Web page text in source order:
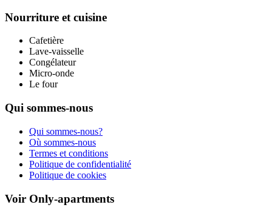
Nourriture et cuisine
Cafetière
Lave-vaisselle
Congélateur
Micro-onde
Le four
Qui sommes-nous
Qui sommes-nous?
Où sommes-nous
Termes et conditions
Politique de confidentialité
Politique de cookies
Voir Only-apartments